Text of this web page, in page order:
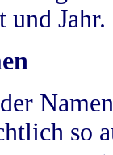
und Jahr.
so